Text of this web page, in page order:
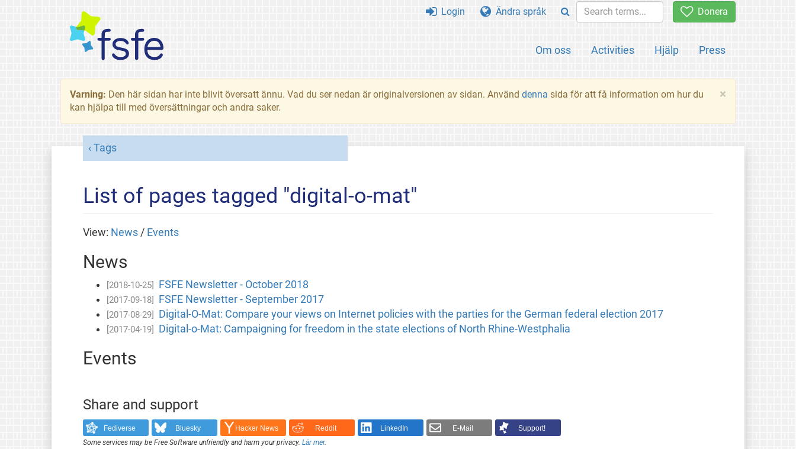
Donera
Om oss Activities Hjälp Press
Login Ändra språk
×
Varning: Den här sidan har inte blivit översatt ännu. Vad du ser nedan är originalversionen av sidan. Använd denna sida för att få information om hur du
kan hjälpa till med översättningar och andra saker.
Tags
List of pages tagged "digital-o-mat"
View: News/ Events
News
[2018-10-25] FSFE Newsletter - October 2018
[2017-09-18] FSFE Newsletter - September 2017
[2017-08-29] Digital-O-Mat: Compare your views on Internet policies with the parties for the German federal election 2017
[2017-04-19] Digital-o-Mat: Campaigning for freedom in the state elections of North Rhine-Westphalia
Events
Share and support
Fediverse Bluesky Hacker News Reddit LinkedIn E-Mail
Support!
Some services may be Free Software unfriendly and harm your privacy. Lär mer.